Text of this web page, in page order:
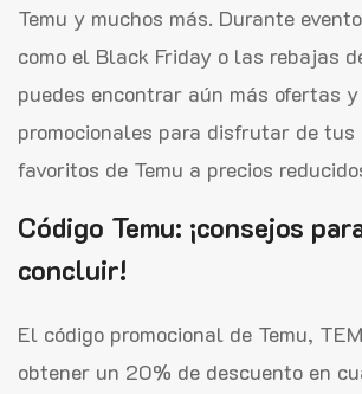
Temu y muchos más. Durante
como el Black Friday o las rebajas
puedes encontrar aún más ofertas
promocionales para disfrutar de tus
favoritos de Temu a precios
Código Temu: ¡consejos
concluir!
El código promocional de Temu,
obtener un 20% de descuento en